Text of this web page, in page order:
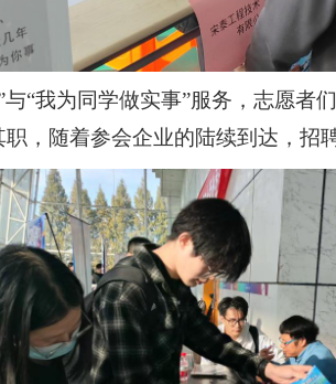
与“我为同学做实事”服务，志愿
，随着参会企业的陆续到达，招